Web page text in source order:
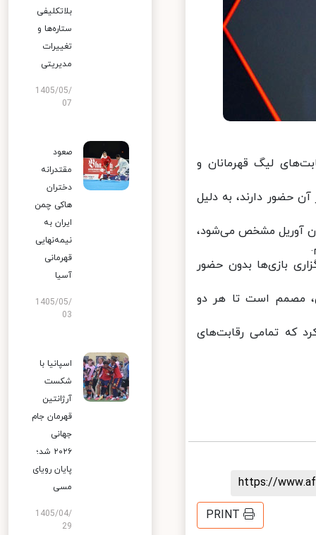
لیگ قهرمانان و
حضور دارند، به دلیل
آوریل مشخص می‌شود،
بازی‌ها بدون حضور
مصمم است تا هر دو
تمامی رقابت‌های
https://
PRINT
بلاتکلیفی
ستاره‌ها و
تغییرات
مدیریتی
1405/05/
07
صعود
مقتدرانه
دختران
هاکی چمن
ایران به
نیمه‌نهایی
قهرمانی
آسیا
1405/05/
03
اسپانیا با
شکست
آرژانتین
قهرمان جام
جهانی
۲۰۲۶ شد؛
پایان رویای
مسی
1405/04/
29